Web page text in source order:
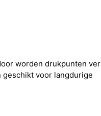
worden drukpunten
geschikt voor langdurige